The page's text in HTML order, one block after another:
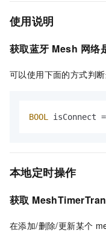
使用说明
获取蓝牙 Mesh 网络
可以使用下面的方式判
BOOL isConnect
本地定时操作
获取
在添加/删除/更新某个